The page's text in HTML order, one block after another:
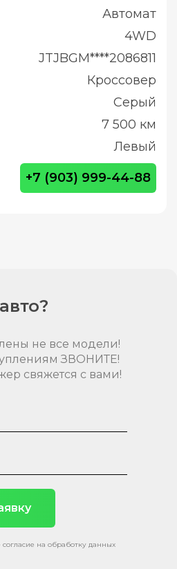
Автомат
4WD
JTJBGM****2086811
Кроссовер
Серый
7 500 км
Левый
+7 (903) 999-44-88
не все модели!
ЗВОНИТЕ!
свяжется с вами!
на обработку данных